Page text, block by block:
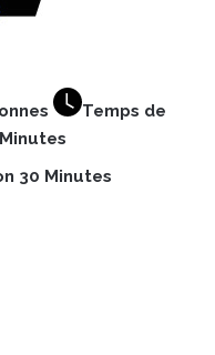
Temps de
30 Minutes